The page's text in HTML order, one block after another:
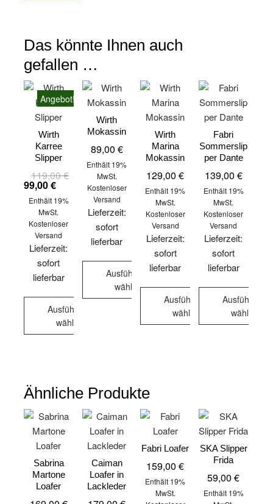
Das könnte Ihnen auch
gefallen …
Angebot!
Wirth
Karree
Slipper
119,00€Ursprünglicher
Preis
119,00 €
99,00€
Aktueller
Preis
99,00 €.
Enthält 19%
MwSt.
Kostenloser
Versand
Lieferzeit:
sofort
lieferbar
Ausführung
wählen
mehrere
Varianten
auf.
Die
Optionen
können
auf
der
Wirth
Mokassin
89,00 €
Enthält 19%
MwSt.
Kostenloser
Versand
Lieferzeit:
sofort
lieferbar
Ausführung
wählen
Die
Optionen
können
auf
der
Produktseite
gewählt
Wirth
Marina
Mokassin
129,00€
Enthält 19%
MwSt.
Kostenloser
Versand
Lieferzeit:
sofort
lieferbar
Ausführung
wählen
Die
Optionen
können
auf
der
Produktseite
Fabri
Sommerslip
per Dante
139,00 €
Enthält 19%
MwSt.
Kostenloser
Versand
Lieferzeit:
sofort
lieferbar
Ausführung
wählen
Die
Optionen
können
auf
der
Produktseite
Ähnliche Produkte
Sabrina
Martone
Loafer
Caiman
Loafer in
Lackleder
Fabri Loafer
159,00€
Enthält 19%
MwSt.
SKA Slipper
Frida
59,00€
Enthält 19%